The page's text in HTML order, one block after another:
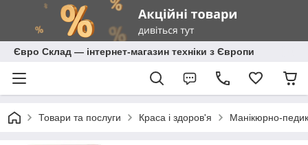
Євро Склад — інтернет-магазин техніки з Європи
Товари та послуги Краса і здоров'я Манікюрно-